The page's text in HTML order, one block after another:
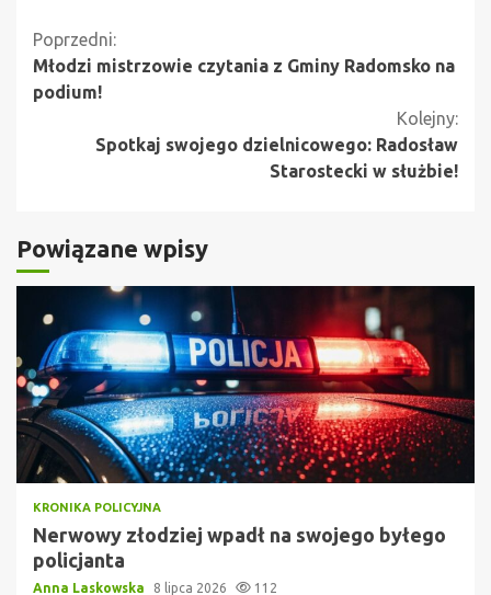
Kontynuuj
czytanie
Poprzedni:
Młodzi mistrzowie czytania z Gminy Radomsko na
podium!
Kolejny:
Spotkaj swojego dzielnicowego: Radosław
Starostecki w służbie!
Powiązane wpisy
KRONIKA POLICYJNA
Nerwowy złodziej wpadł na swojego byłego
policjanta
Anna Laskowska 8 lipca 2026 112